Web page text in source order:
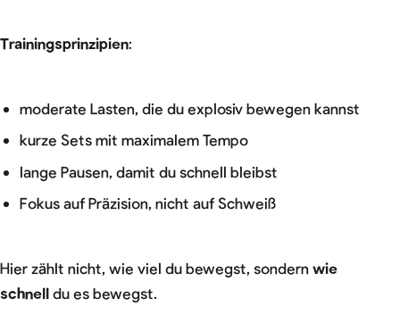
Trainingsprinzipien:
moderate Lasten, die du explosiv bewegen kannst
kurze Sets mit maximalem Tempo
lange Pausen, damit du schnell bleibst
Fokus auf Präzision, nicht auf Schweiß
Hier zählt nicht, wie viel du bewegst, sondern wie
schnell du es bewegst.